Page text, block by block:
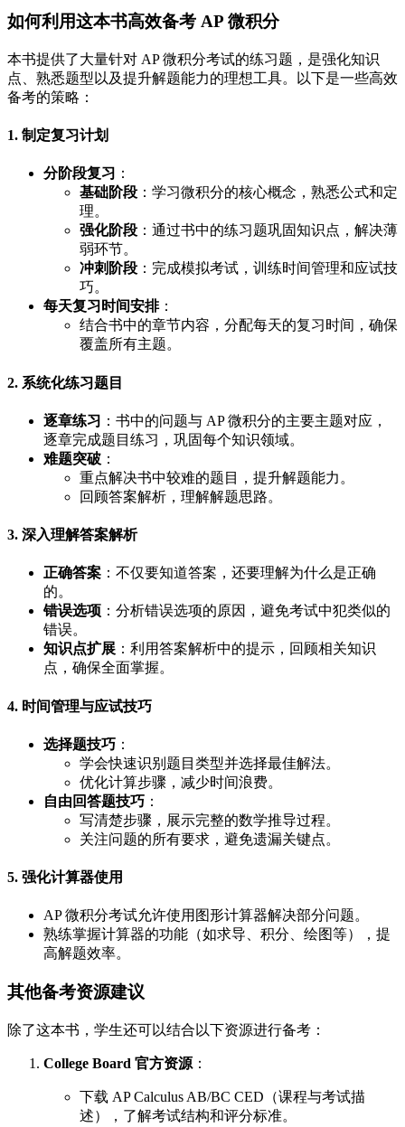
如何利用这本书高效备考 AP 微积分
本书提供了大量针对 AP 微积分考试的练习题，是强化知识
点、熟悉题型以及提升解题能力的理想工具。以下是一些高效
备考的策略：
1. 制定复习计划
分阶段复习 ：
基础阶段 ：学习微积分的核心概念，熟悉公式和定
理。
强化阶段 ：通过书中的练习题巩固知识点，解决薄
弱环节。
冲刺阶段 ：完成模拟考试，训练时间管理和应试技
巧。
每天复习时间安排：
结合书中的章节内容，分配每天的复习时间，确保
覆盖所有主题。
2. 系统化练习题目
逐章练习 ：书中的问题与 AP 微积分的主要主题对应，
逐章完成题目练习，巩固每个知识领域。
难题突破 ：
重点解决书中较难的题目，提升解题能力。
回顾答案解析，理解解题思路。
3. 深入理解答案解析
正确答案 ：不仅要知道答案，还要理解为什么是正确
的。
错误选项 ：分析错误选项的原因，避免考试中犯类似的
错误。
知识点扩展 ：利用答案解析中的提示，回顾相关知识
点，确保全面掌握。
4. 时间管理与应试技巧
选择题技巧 ：
学会快速识别题目类型并选择最佳解法。
优化计算步骤，减少时间浪费。
自由回答题技巧 ：
写清楚步骤，展示完整的数学推导过程。
关注问题的所有要求，避免遗漏关键点。
5. 强化计算器使用
AP 微积分考试允许使用图形计算器解决部分问题。
熟练掌握计算器的功能（如求导、积分、绘图等），提
高解题效率。
其他备考资源建议
除了这本书，学生还可以结合以下资源进行备考：
College Board 官方资源 ：
下载 AP Calculus AB/BC CED（课程与考试描
述），了解考试结构和评分标准。